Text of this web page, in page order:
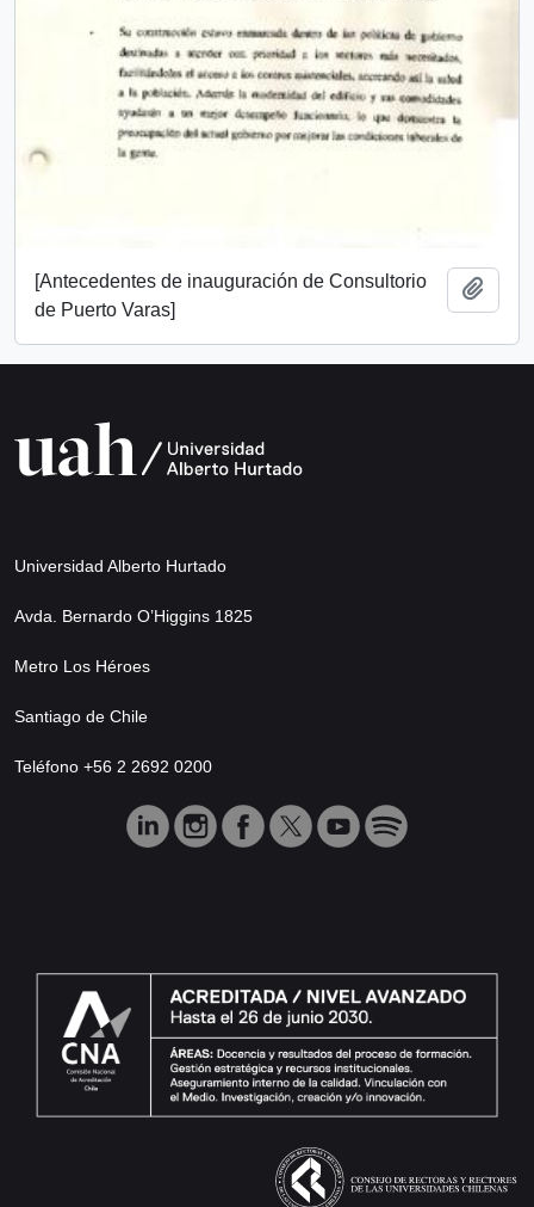
[Antecedentes de inauguración de Consultorio
de Puerto Varas]
Universidad Alberto Hurtado
Avda. Bernardo O’Higgins 1825
Metro Los Héroes
Santiago de Chile
Teléfono +56 2 2692 0200